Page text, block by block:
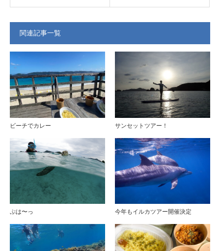
関連記事一覧
ビーチでカレー サンセットツアー！
ぷは〜っ 今年もイルカツアー開催決定